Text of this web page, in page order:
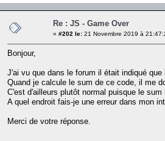
Re : JS - Game Over
« #202 le: 21 Novembre 2019 à
Bonjour,
J'ai vu que dans le forum il était indiqué
Quand je calcule le sum de ce code, il me
C'est d'ailleurs plutôt normal puisque le
A quel endroit fais-je une erreur dans mon
Merci de votre réponse.